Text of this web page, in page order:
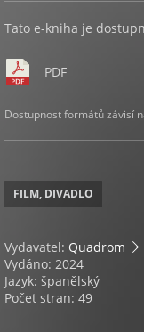
Tato e-kniha je
PDF
Dostupnost formátů závisí
FILM, DIVADLO
Vydavatel: Quadrom
Vydáno: 2024
Jazyk: španělský
Počet stran: 49